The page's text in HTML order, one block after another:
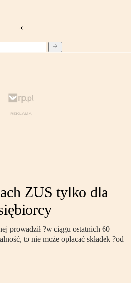
ZUS tylko dla
prowadził ?w ciągu ostatnich 60
to nie może opłacać składek ?od